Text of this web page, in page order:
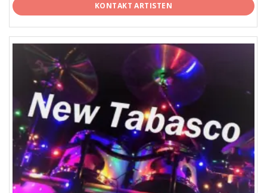
KONTAKT ARTISTEN